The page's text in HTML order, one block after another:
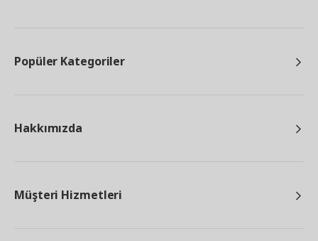
Popüler Kategoriler
Hakkımızda
Müşteri Hizmetleri